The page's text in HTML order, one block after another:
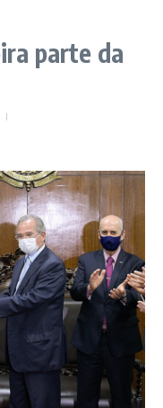
parte da